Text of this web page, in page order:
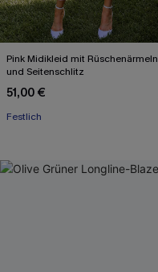
Pink Midikleid mit Rüschenärmeln
und Seitenschlitz
51,00 €
Festlich